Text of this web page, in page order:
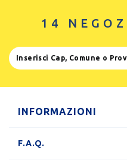
14
INFORMAZIONI
F.A.Q.